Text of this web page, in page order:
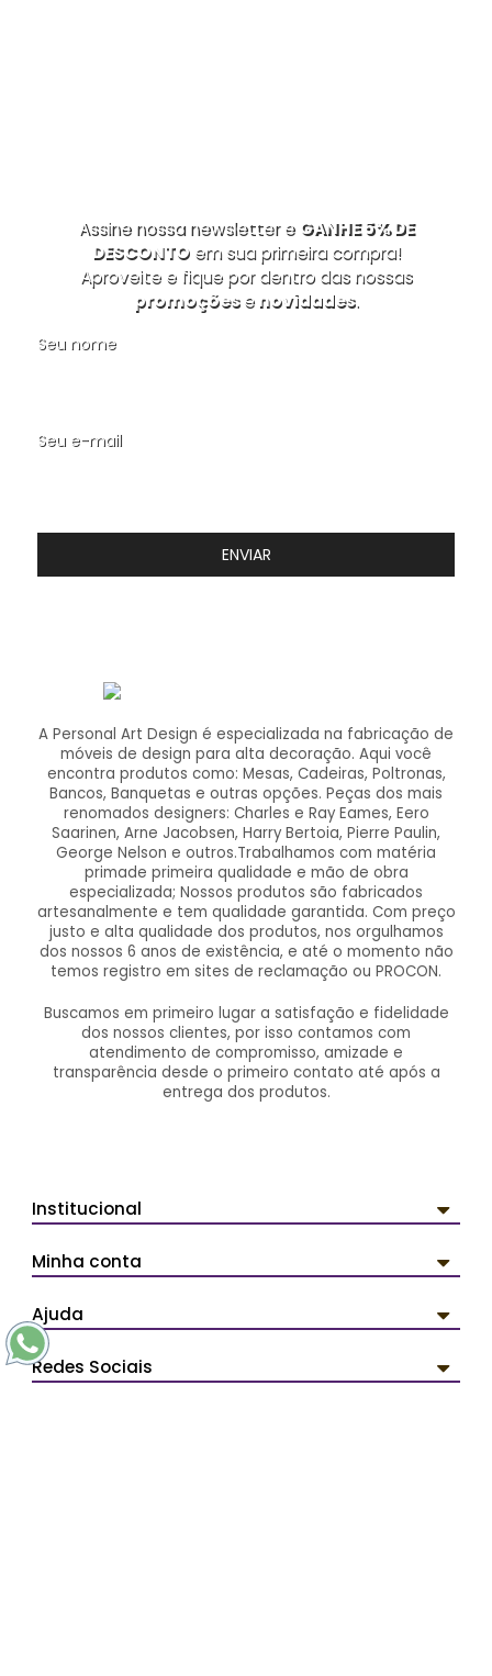
Assine nossa newsletter e GANHE 5% DE
DESCONTOem sua primeira compra!
Aproveite e fique por dentro das nossas
promoçõesenovidades.
Seu nome
Seu e-mail
ENVIAR
A Personal Art Design é especializada na fabricação de
móveis de design para alta decoração. Aqui você
encontra produtos como: Mesas, Cadeiras, Poltronas,
Bancos, Banquetas e outras opções. Peças dos mais
renomados designers: Charles e Ray Eames, Eero
Saarinen, Arne Jacobsen, Harry Bertoia, Pierre Paulin,
George Nelson e outros.Trabalhamos com matéria
primade primeira qualidade e mão de obra
especializada; Nossos produtos são fabricados
artesanalmente e tem qualidade garantida. Com preço
justo e alta qualidade dos produtos, nos orgulhamos
dos nossos 6 anos de existência, e até o momento não
temos registro em sites de reclamação ou PROCON.
Buscamos em primeiro lugar a satisfação e fidelidade
dos nossos clientes, por isso contamos com
atendimento de compromisso, amizade e
transparência desde o primeiro contato até após a
entrega dos produtos.
Institucional
Minha conta
Ajuda
Redes Sociais